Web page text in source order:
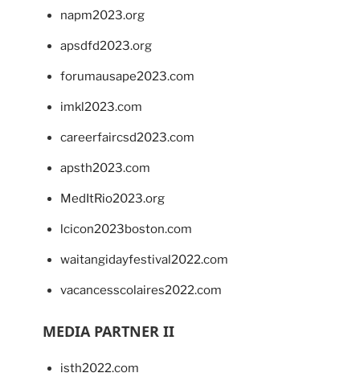
napm2023.org
apsdfd2023.org
forumausape2023.com
imkl2023.com
careerfaircsd2023.com
apsth2023.com
MedItRio2023.org
lcicon2023boston.com
waitangidayfestival2022.com
vacancesscolaires2022.com
MEDIA PARTNER II
isth2022.com